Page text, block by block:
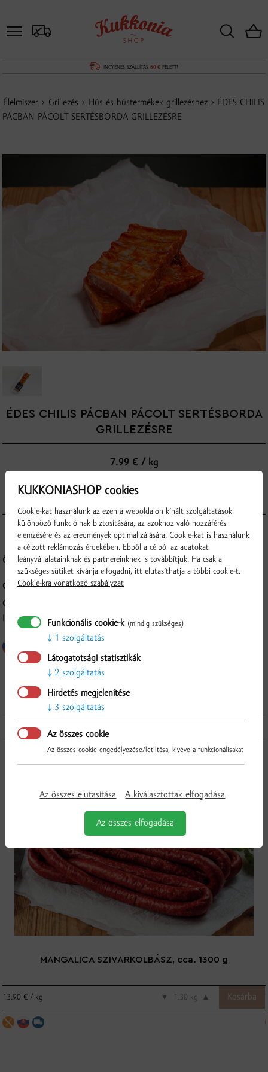
INGYENES SZÁLLÍTÁS 60 € FELETT!
Élelmiszer › Grillezés › Hús és hústermékek grillezéshez › ÉDES CHILIS
PÁCBAN PÁCOLT SERTÉSBORDA GRILLEZÉSRE
ÉDES CHILIS PÁCBAN PÁCOLT SERTÉSBORDA
GRILLEZÉSRE
7.99 € / kg
▼ kg ▲
Összetétel és tápérték
CSOMAGOLÁS: kb. 400 g, vákuumcsomagolt
GYÁRTÓ:
ISTERMEAT a.s., Povodská cesta 14, 929 01 Dunajská Streda
További termékek a kategóriából
MANGALICA SZIVARKOLBÁSZ, cca. 1300 g
13.90 € / kg ▼ kg ▲
KUKKONIASHOP cookies
Cookie-kat használunk az ezen a weboldalon kínált szolgáltatások
különböző funkcióinak biztosítására, az azokhoz való hozzáférés
elemzésére és az eredmények optimalizálására. Cookie-kat is használunk
a célzott reklámozás érdekében. Ebből a célból az adatokat
leányvállalatainknak és partnereinknek is továbbítjuk. Ha csak a
szükséges sütiket kívánja elfogadni, itt elutasíthatja a többi cookie-t.
Cookie-kra vonatkozó szabályzat
Funkcionális cookie-k (mindig szükséges)
1 szolgáltatás
Látogatotsági statisztikák
2 szolgáltatás
Hirdetés megjelenítése
3 szolgáltatás
Az összes cookie
Az összes cookie engedélyezése/letiltása, kivéve a funkcionálisakat
Az összes elutasítása A kiválasztottak elfogadása
Az összes elfogadása